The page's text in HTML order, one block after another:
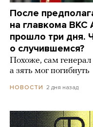
После
на главкома ВКС
прошло три дня.
о случившемся?
Похоже, сам генерал
а зять мог погибнуть
НОВОСТИ 2 дня назад